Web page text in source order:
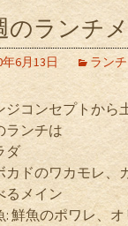
のランチ
年6月13日 ラン
ジコンセプトから
ランチは
ダ
ドのワカモレ、
メイン
鮮魚のポワレ、